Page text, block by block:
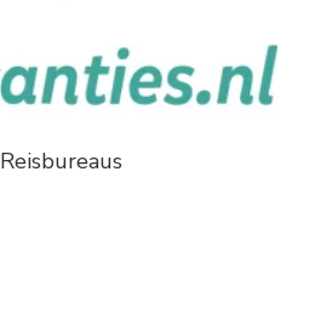
Reisbureaus